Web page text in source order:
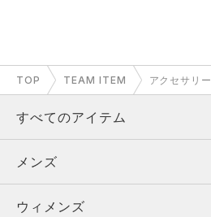
TOP TEAM ITEM アクセサリー
すべてのアイテム
メンズ
ウィメンズ
メンズ
トップス
ウィメンズ